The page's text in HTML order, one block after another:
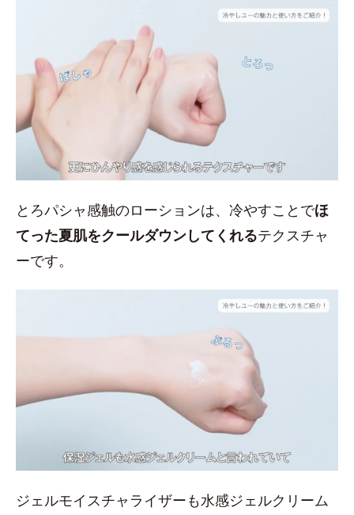
とろパシャ感触のローションは、冷やすことでほ
てった夏肌をクールダウンしてくれるテクスチャ
ーです。
ジェルモイスチャライザーも水感ジェルクリーム